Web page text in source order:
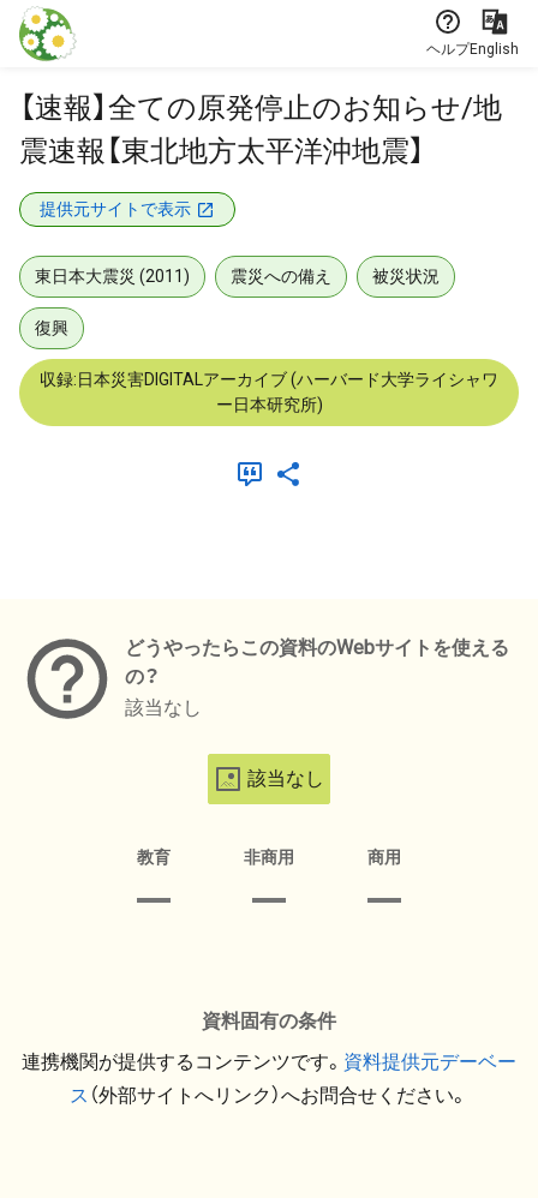
本文に飛ぶ
ヘルプEnglish
【速報】全ての原発停止のお知らせ/地
震速報【東北地方太平洋沖地震】
提供元サイトで表示
東日本大震災 (2011) 震災への備え 被災状況
復興
収録:日本災害DIGITALアーカイブ (ハーバード大学ライシャワ
ー日本研究所)
どうやったらこの資料のWebサイトを使える
の？
該当なし
該当なし
教育 非商用 商用
資料固有の条件
連携機関が提供するコンテンツです。 資料提供元デーベー
ス （外部サイトへリンク）へお問合せください。